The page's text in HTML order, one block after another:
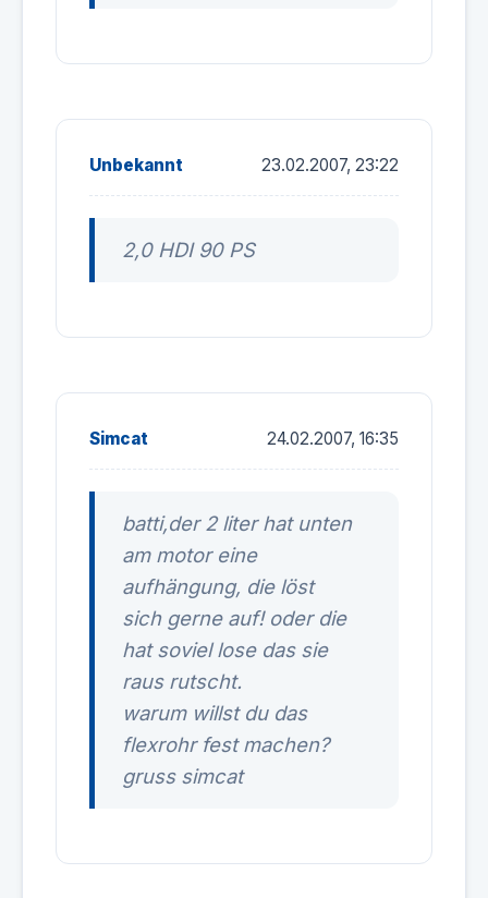
Unbekannt 23.02.2007, 23:22
2,0 HDI 90 PS
Simcat 24.02.2007, 16:35
batti,der 2 liter hat unten
am motor eine
aufhängung, die löst
sich gerne auf! oder die
hat soviel lose das sie
raus rutscht.
warum willst du das
flexrohr fest machen?
gruss simcat